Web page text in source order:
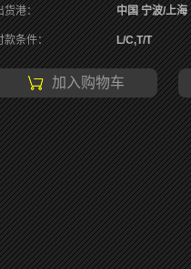
货港： 中国 宁波/上海
款条件： L/C,T/T
加入购物车